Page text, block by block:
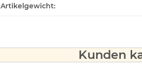
Produkteigenschaft
Wert
Artikelgewicht:
Kunden